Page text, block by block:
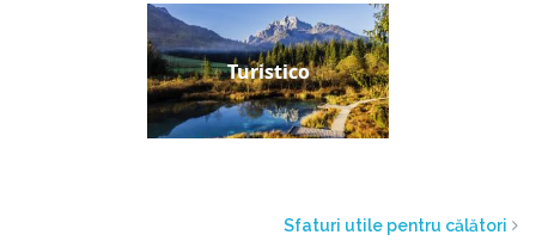
Turistico
Sfaturi utile pentru călători